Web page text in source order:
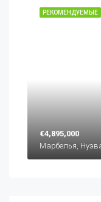
РЕКОМЕНДУЕМЫЕ
€4,895,000
Марбелья,